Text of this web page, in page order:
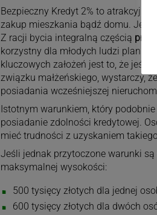
Bezpieczny Kredyt 2% to
zakup mieszkania bądź domu. Jest
Z racji bycia integralną częścią
korzystny dla młodych ludzi
kluczowych założeń jest to, że jeśli
związku małżeńskiego, wystarczy,
posiadania wcześniejszej
Istotnym warunkiem, który
posiadanie zdolności kredytowej.
mieć trudności z uzyskaniem
Jeśli jednak przytoczone warunki
maksymalnej wysokości:
500 tysięcy złotych dla jednej
600 tysięcy złotych dla dwóch